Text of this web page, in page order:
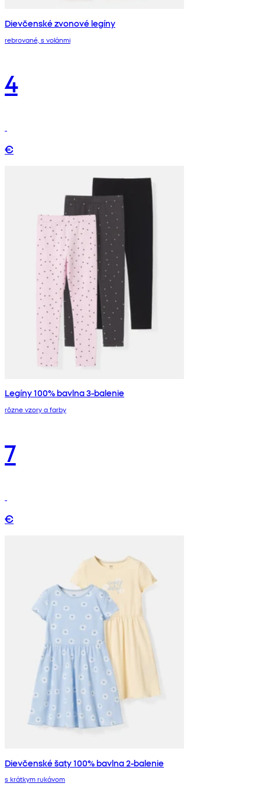
Dievčenské zvonové legíny
rebrované, s volánmi
4
€
Legíny 100% bavlna 3-balenie
rôzne vzory a farby
7
€
Dievčenské šaty 100% bavlna 2-balenie
s krátkym rukávom